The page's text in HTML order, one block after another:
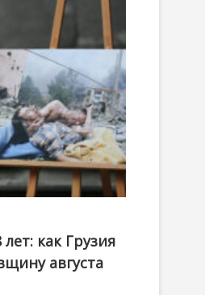
o
n
как Грузия
августа